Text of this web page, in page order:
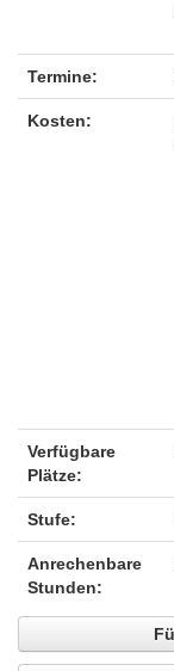
Termine:
Kosten:
Verfügbare
Plätze:
Stufe:
Anrechenbare
Stunden: